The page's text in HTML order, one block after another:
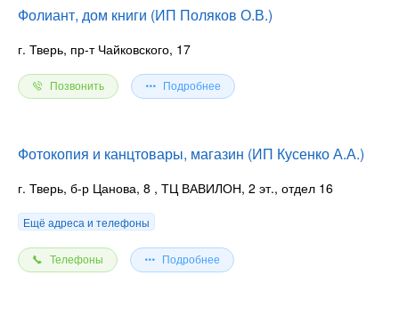
Фолиант, дом книги (ИП Поляков О.В.)
г. Тверь, пр-т Чайковского, 17
Позвонить Подробнее
Фотокопия и канцтовары, магазин (ИП Кусенко А.А.)
г. Тверь, б-р Цанова, 8 , ТЦ ВАВИЛОН, 2 эт., отдел 16
Ещё адреса и телефоны
Телефоны Подробнее